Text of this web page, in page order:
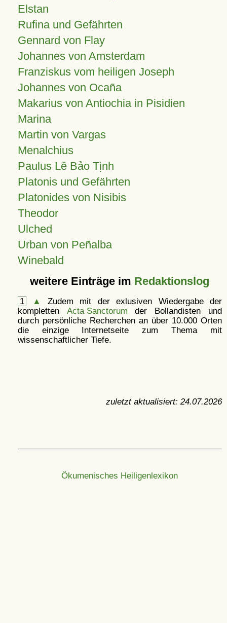
Elstan
Rufina und Gefährten
Gennard von Flay
Johannes von Amsterdam
Franziskus vom heiligen Joseph
Johannes von Ocaña
Makarius von Antiochia in Pisidien
Marina
Martin von Vargas
Menalchius
Paulus Lê Bảo Tịnh
Platonis und Gefährten
Platonides von Nisibis
Theodor
Ulched
Urban von Peñalba
Winebald
weitere Einträge im Redaktionslog
1 ▲
Zudem mit der exlusiven Wiedergabe der
kompletten Acta Sanctorum der Bollandisten und
durch persönliche Recherchen an über 10.000 Orten
die einzige Internetseite zum Thema mit
wissenschaftlicher Tiefe.
zuletzt aktualisiert: 24.07.2026
Ökumenisches Heiligenlexikon